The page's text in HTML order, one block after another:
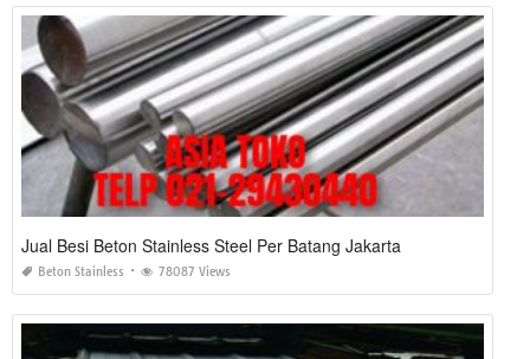
Jual Besi Beton Stainless Steel Per Batang Jakarta
Beton Stainless 78087 Views